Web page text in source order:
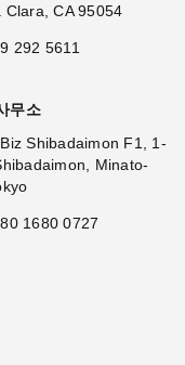
Clara, CA 95054
292 5611
무소
Shibadaimon F1, 1-
Minato-
1680 0727